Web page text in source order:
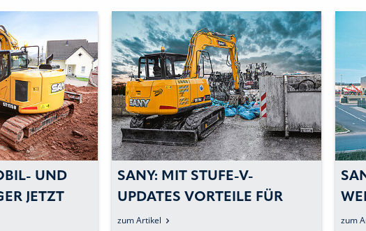
UND
JETZT
SANY: MIT STUFE-V-
UPDATES VORTEILE FÜR
UMWELT UND ANWENDER
zum Artikel zum